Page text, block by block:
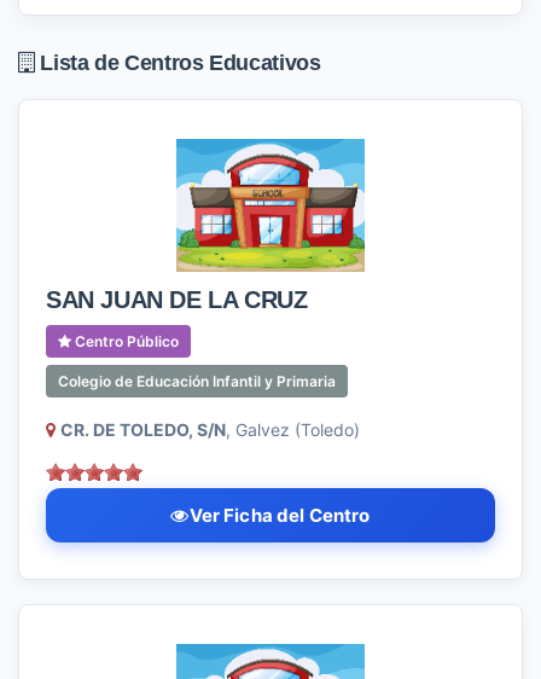
Lista de Centros Educativos
SAN JUAN DE LA CRUZ
Centro Público
Colegio de Educación Infantil y Primaria
CR. DE TOLEDO, S/N, Galvez (Toledo)
Ver Ficha del Centro